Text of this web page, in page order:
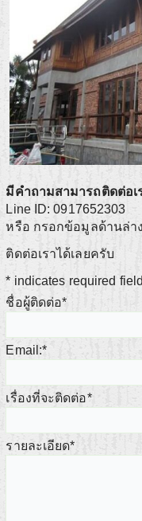
มีคำถามสามารถติดต่อ
Line ID: 0917652303
หรือ กรอกข้อมูลด้านล่าง
ติดต่อเราได้เลยครับ
* indicates required field
ชื่อผู้ติดต่อ*
Email:*
เรื่องที่จะติดต่อ*
รายละเอียด*